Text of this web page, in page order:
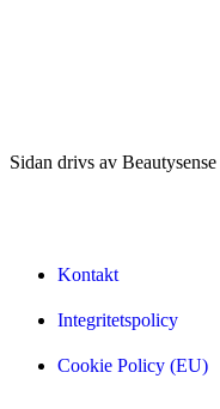
Sidan drivs av
Kontakt
Integritetspolicy
Cookie Policy (EU)